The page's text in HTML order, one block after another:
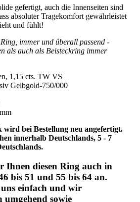
gefertigt, auch die Innenseiten sind
absoluter Tragekomfort gewährleistet
und fühlt!
immer und überall passend -
als auch als Beisteckring immer
1,15 cts. TW VS
Gelbgold-750/000
wird bei Bestellung neu angefertigt.
innerhalb Deutschlands, 5 - 7
Ihnen diesen Ring auch in
bis 51 und 55 bis 64 an.
einfach und wir
sowie